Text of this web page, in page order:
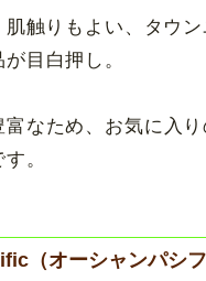
触りもよい、タウ
目白押し。
富なため、お気に入
。
（オーシャンパシフ